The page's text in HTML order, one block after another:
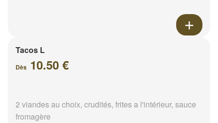
Tacos L
Dès 10.50 €
2 viandes au choix, crudités, frites a l'intérieur, sauce
fromagère